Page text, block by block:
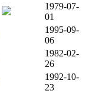
1979-07-
01
1995-09-
06
1982-02-
26
1992-10-
23